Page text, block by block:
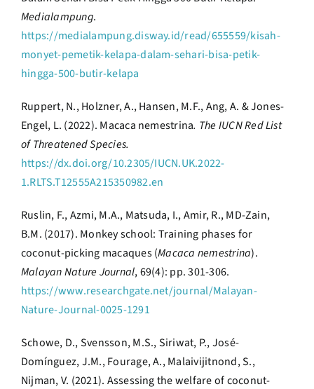
Medialampung.
https://medialampung.disway.id/read/655559/kisah-
monyet-pemetik-kelapa-dalam-sehari-bisa-petik-
hingga-500-butir-kelapa
Ruppert, N., Holzner, A., Hansen, M.F., Ang, A. & Jones-
Engel, L. (2022). Macaca nemestrina. The IUCN Red List
of Threatened Species.
https://dx.doi.org/10.2305/IUCN.UK.2022-
1.RLTS.T12555A215350982.en
Ruslin, F., Azmi, M.A., Matsuda, I., Amir, R., MD-Zain,
B.M. (2017). Monkey school: Training phases for
coconut-picking macaques (Macaca nemestrina).
Malayan Nature Journal, 69(4): pp. 301-306.
https://www.researchgate.net/journal/Malayan-
Nature-Journal-0025-1291
Schowe, D., Svensson, M.S., Siriwat, P., José-
Domínguez, J.M., Fourage, A., Malaivijitnond, S.,
Nijman, V. (2021). Assessing the welfare of coconut-